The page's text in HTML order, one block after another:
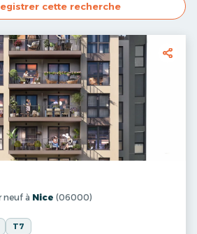
cette recherche
neuf à Nice (06000)
T7